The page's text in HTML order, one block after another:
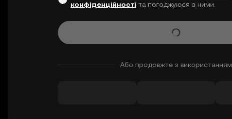
конфіденційності та погоджуюся з ними.
Або продовжте з використанням